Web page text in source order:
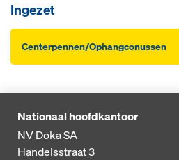
Ingezet
Centerpennen/Ophangconussen
Nationaal hoofdkantoor
NV Doka SA
Handelsstraat 3